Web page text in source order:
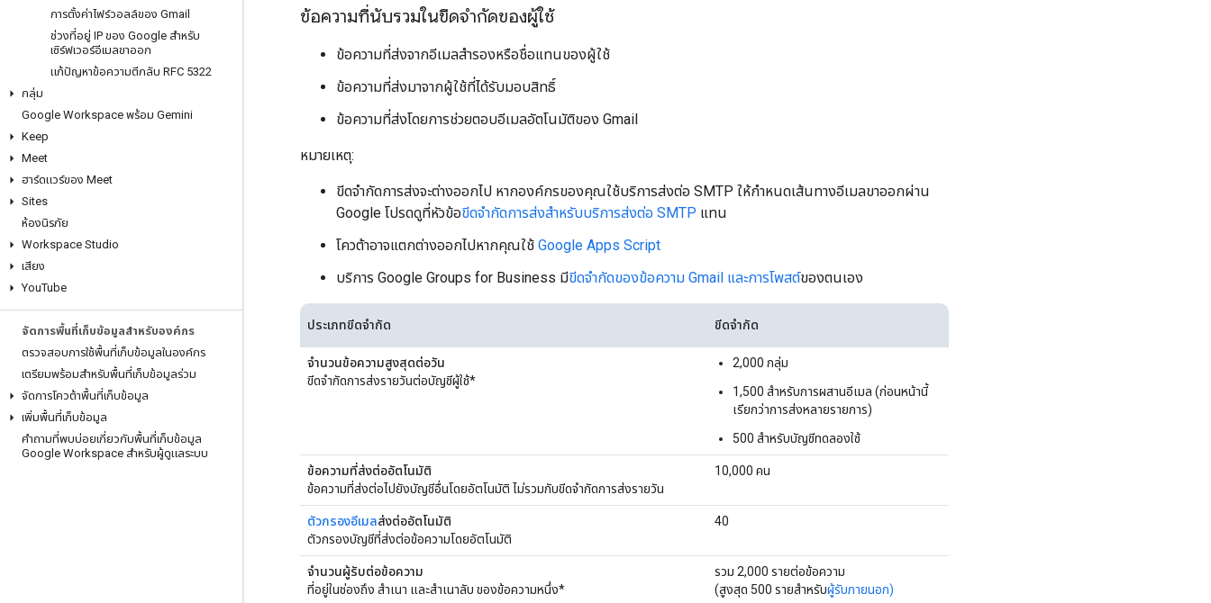
การตั้งค่าไฟร์วอลล์ของ Gmail
ช่วงที่อยู่ IP ของ Google สำหรับ
เซิร์ฟเวอร์อีเมลขาออก
แก้ปัญหาข้อความตีกลับ RFC 5322
กลุ่ม
Google Workspace พร้อม Gemini
Keep
Meet
ฮาร์ดแวร์ของ Meet
Sites
ห้องนิรภัย
Workspace Studio
เสียง
YouTube
จัดการพื้นที่เก็บข้อมูลสำหรับองค์กร
ตรวจสอบการใช้พื้นที่เก็บข้อมูลในองค์กร
เตรียมพร้อมสำหรับพื้นที่เก็บข้อมูลร่วม
จัดการโควต้าพื้นที่เก็บข้อมูล
เพิ่มพื้นที่เก็บข้อมูล
คำถามที่พบบ่อยเกี่ยวกับพื้นที่เก็บข้อมูล
Google Workspace สำหรับผู้ดูแลระบบ
ข้อความที่นับรวมในขีดจำกัดของผู้ใช้
ข้อความที่ส่งจากอีเมลสำรองหรือชื่อแทนของผู้ใช้
ข้อความที่ส่งมาจากผู้ใช้ที่ได้รับมอบสิทธิ์
ข้อความที่ส่งโดยการช่วยตอบอีเมลอัตโนมัติของ Gmail
หมายเหตุ:
ขีดจำกัดการส่งจะต่างออกไป หากองค์กรของคุณใช้บริการส่งต่อ SMTP ให้กำหนดเส้นทางอีเมลขาออกผ่าน
Google โปรดดูที่หัวข้อขีดจำกัดการส่งสำหรับบริการส่งต่อ SMTP แทน
โควต้าอาจแตกต่างออกไปหากคุณใช้ Google Apps Script
บริการ Google Groups for Business มีขีดจำกัดของข้อความ Gmail และการโพสต์ของตนเอง
ประเภทขีดจำกัด ขีดจำกัด
จำนวนข้อความสูงสุดต่อวัน
ขีดจำกัดการส่งรายวันต่อบัญชีผู้ใช้*
2,000 กลุ่ม
1,500 สำหรับการผสานอีเมล (ก่อนหน้านี้
เรียกว่าการส่งหลายรายการ)
500 สำหรับบัญชีทดลองใช้
ข้อความที่ส่งต่ออัตโนมัติ
ข้อความที่ส่งต่อไปยังบัญชีอื่นโดยอัตโนมัติ ไม่รวมกับขีดจำกัดการส่งรายวัน
10,000 คน
ตัวกรองอีเมลส่งต่ออัตโนมัติ
ตัวกรองบัญชีที่ส่งต่อข้อความโดยอัตโนมัติ
40
จำนวนผู้รับต่อข้อความ
ที่อยู่ในช่องถึง สำเนา และสำเนาลับ ของข้อความหนึ่ง*
รวม 2,000 รายต่อข้อความ
(สูงสุด 500 รายสำหรับผู้รับภายนอก)